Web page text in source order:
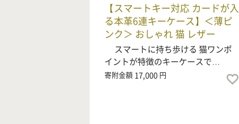
【スマートキー対応 カードが入
る本革6連キーケース】＜薄ピ
ンク＞ おしゃれ 猫 レザー
スマートに持ち歩ける 猫ワンポ
イントが特徴のキーケースで…
寄附金額 17,000 円